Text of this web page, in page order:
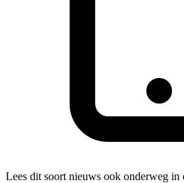
Lees dit soort nieuws ook onderweg in